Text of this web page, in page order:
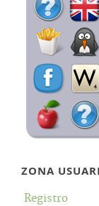
ZONA
Registro